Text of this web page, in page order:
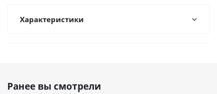
Характеристики
Ранее вы смотрели